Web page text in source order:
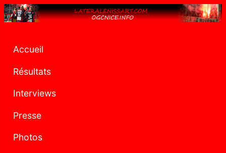
Accueil
Résultats
Interviews
Presse
Photos